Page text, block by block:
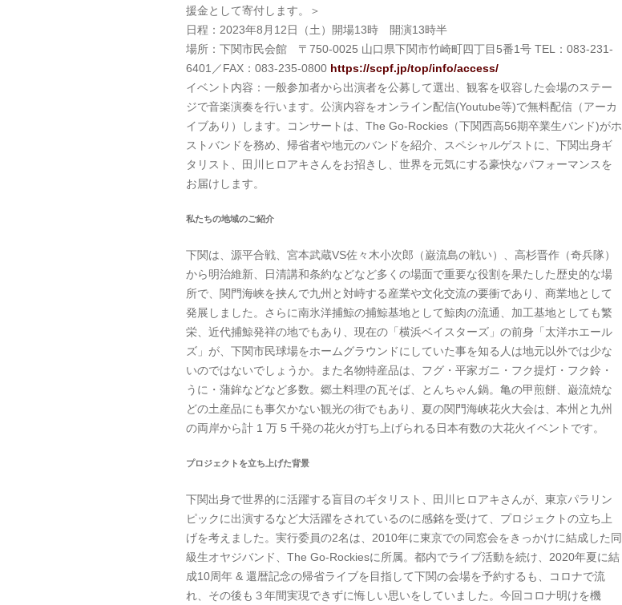
援金として寄付します。＞
日程：2023年8月12日（土）開場13時 開演13時半
場所：下関市民会館 〒750-0025 山口県下関市竹崎町四丁目5番1号 TEL：083-231-
6401／FAX：083-235-0800 https://scpf.jp/top/info/access/
イベント内容：一般参加者から出演者を公募して選出、観客を収容した会場のステー
ジで音楽演奏を行います。公演内容をオンライン配信(Youtube等)で無料配信（アーカ
イブあり）します。コンサートは、The Go-Rockies（下関西高56期卒業生バンド)がホ
ストバンドを務め、帰省者や地元のバンドを紹介、スペシャルゲストに、下関出身ギ
タリスト、田川ヒロアキさんをお招きし、世界を元気にする豪快なパフォーマンスを
お届けします。
私たちの地域のご紹介
下関は、源平合戦、宮本武蔵VS佐々木小次郎（巌流島の戦い）、高杉晋作（奇兵隊）
から明治維新、日清講和条約などなど多くの場面で重要な役割を果たした歴史的な場
所で、関門海峡を挟んで九州と対峙する産業や文化交流の要衝であり、商業地として
発展しました。さらに南氷洋捕鯨の捕鯨基地として鯨肉の流通、加工基地としても繁
栄、近代捕鯨発祥の地でもあり、現在の「横浜ベイスターズ」の前身「太洋ホエール
ズ」が、下関市民球場をホームグラウンドにしていた事を知る人は地元以外では少な
いのではないでしょうか。また名物特産品は、フグ・平家ガニ・フク提灯・フク鈴・
うに・蒲鉾などなど多数。郷土料理の瓦そば、とんちゃん鍋。亀の甲煎餅、巌流焼な
どの土産品にも事欠かない観光の街でもあり、夏の関門海峡花火大会は、本州と九州
の両岸から計 1 万 5 千発の花火が打ち上げられる日本有数の大花火イベントです。
プロジェクトを立ち上げた背景
下関出身で世界的に活躍する盲目のギタリスト、田川ヒロアキさんが、東京パラリン
ピックに出演するなど大活躍をされているのに感銘を受けて、プロジェクトの立ち上
げを考えました。実行委員の2名は、2010年に東京での同窓会をきっかけに結成した同
級生オヤジバンド、The Go-Rockiesに所属。都内でライブ活動を続け、2020年夏に結
成10周年 & 還暦記念の帰省ライブを目指して下関の会場を予約するも、コロナで流
れ、その後も３年間実現できずに悔しい思いをしていました。今回コロナ明けを機